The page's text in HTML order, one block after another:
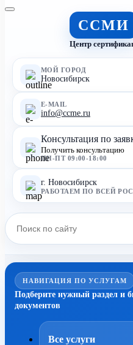
ССМИ
Центр
МОЙ ГОРОД
Новосибирск
E-MAIL
info@ccme.ru
Консультация по
Получить консультацию
ПН-ПТ 09:00-18:00
г. Новосибирск
РАБОТАЕМ ПО ВСЕЙ
НАВИГАЦИЯ ПО УСЛУГАМ
Подберите нужный раздел и
документов
Все услуги